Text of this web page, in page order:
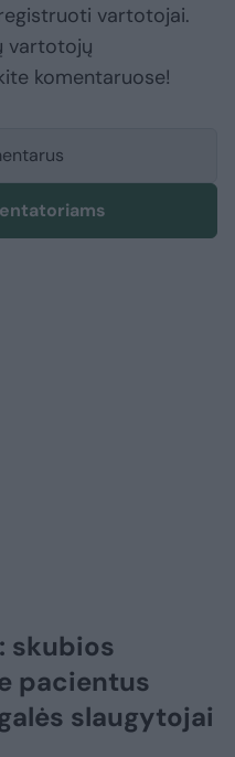
vartotojai.
vartotojų
komentaruose!
skubios
pacientus
slaugytojai